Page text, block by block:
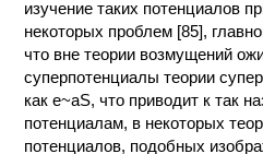
изучение таких потенциалов
некоторых проблем [85],
что вне теории возмущений
суперпотенциалы теории
как e~aS, что приводит к так
потенциалам, в некоторых
потенциалов, подобных